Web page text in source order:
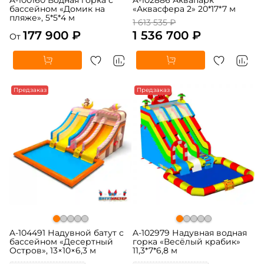
бассейном «Домик на
пляже», 5*5*4 м
От 177 900 ₽
«Аквасфера 2» 20*17*7 м
1 613 535 ₽
1 536 700 ₽
Предзаказ
A-104491 Надувной батут с
бассейном «Десертный
Остров», 13×10×6,3 м
Предзаказ
A-102979 Надувная водная
горка «Весёлый крабик»
11,3*7*6,8 м